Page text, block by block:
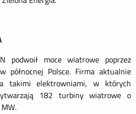
podwoił moce wiatrowe poprzez
północnej Polsce. Firma aktualnie
takimi elektrowniami, w których
182 turbiny wiatrowe o